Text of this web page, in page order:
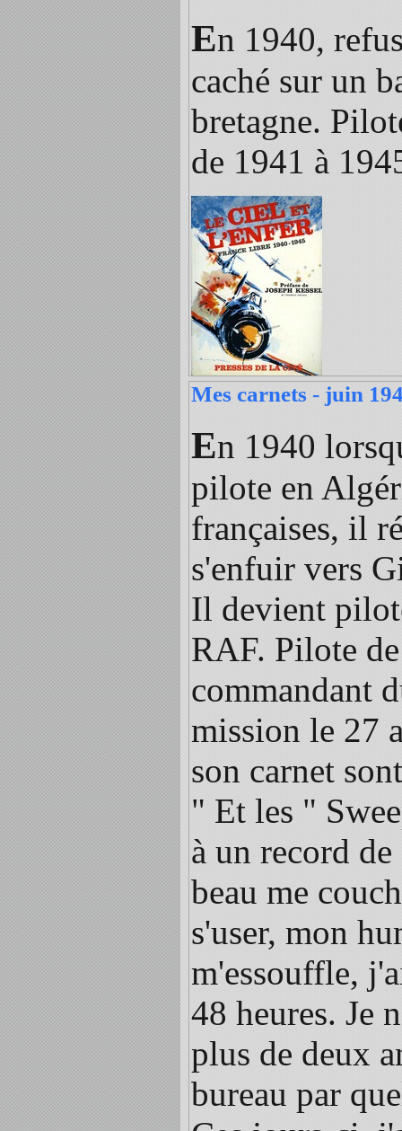
En 1940,
caché sur un
bretagne.
de 1941 à
Mes carnets - juin
En 1940
pilote en
françaises, il
s'enfuir vers
Il devient
RAF. Pilote
commandant
mission le 27
son carnet
" Et les "
à un record
beau me
s'user, mon
m'essouffle,
48 heures. Je
plus de deux
bureau par